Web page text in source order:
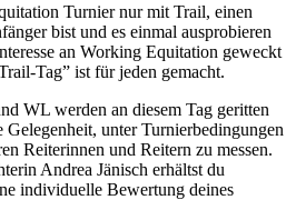
Turnier nur mit Trail, einen
bist und es einmal ausprobieren
an Working Equitation geweckt
Tag” ist für jeden gemacht.
WL werden an diesem Tag geritten
unter Turnierbedingungen
Reiterinnen und Reitern zu messen.
Andrea Jänisch erhältst du
individuelle Bewertung deines